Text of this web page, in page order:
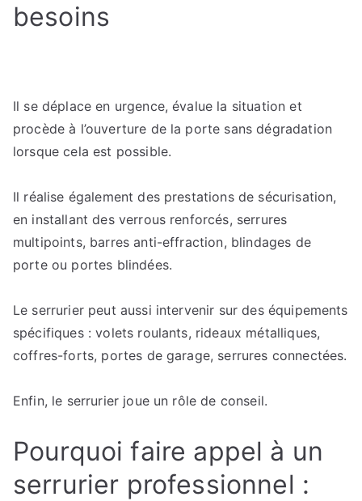
besoins
Il se déplace en urgence, évalue la situation et
procède à l’ouverture de la porte sans dégradation
lorsque cela est possible.
Il réalise également des prestations de sécurisation,
en installant des verrous renforcés, serrures
multipoints, barres anti-effraction, blindages de
porte ou portes blindées.
Le serrurier peut aussi intervenir sur des équipements
spécifiques : volets roulants, rideaux métalliques,
coffres-forts, portes de garage, serrures connectées.
Enfin, le serrurier joue un rôle de conseil.
Pourquoi faire appel à un
serrurier professionnel :